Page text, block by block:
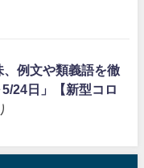
、例文や類義語を徹
24日」【新型コロ